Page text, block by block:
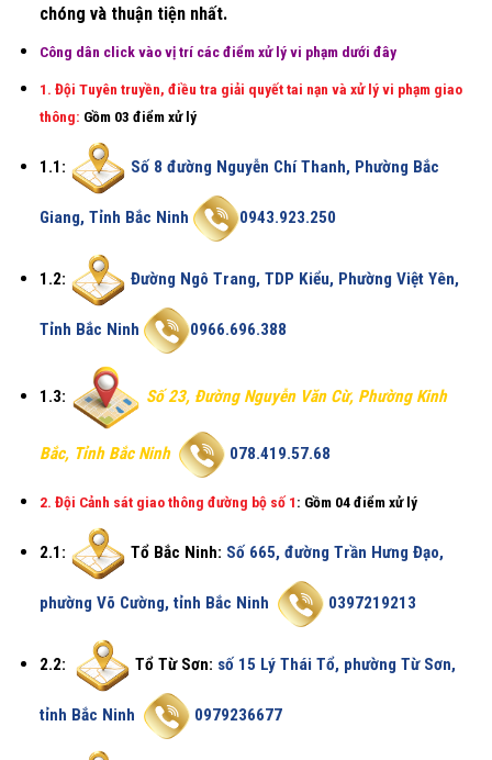
chóng và thuận tiện nhất.
Công dân click vào vị trí các điểm xử lý vi phạm dưới đây
1. Đội Tuyên truyền, điều tra giải quyết tai nạn và xử lý vi phạm giao
thông: Gồm 03 điểm xử lý
1.1: Số 8 đường Nguyễn Chí Thanh, Phường Bắc
Giang, Tỉnh Bắc Ninh 0943.923.250
1.2: Đường Ngô Trang, TDP Kiểu, Phường Việt Yên,
Tỉnh Bắc Ninh 0966.696.388
1.3: Số 23, Đường Nguyễn Văn Cừ, Phường Kinh
Bắc, Tỉnh Bắc Ninh 078.419.57.68
2. Đội Cảnh sát giao thông đường bộ số 1: Gồm 04 điểm xử lý
2.1: Tổ Bắc Ninh: Số 665, đường Trần Hưng Đạo,
phường Võ Cường, tỉnh Bắc Ninh 0397219213
2.2: Tổ Từ Sơn: số 15 Lý Thái Tổ, phường Từ Sơn,
tỉnh Bắc Ninh 0979236677